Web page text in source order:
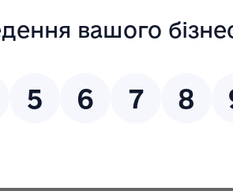
Франківського обласного
молодь — успішна громада»
партнерів. Групову